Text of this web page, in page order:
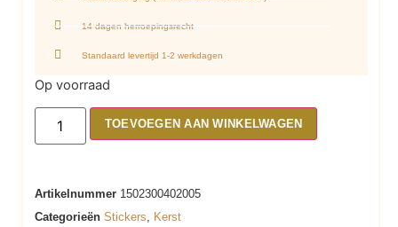
14 dagen herroepingsrecht
Standaard levertijd 1-2 werkdagen
Op voorraad
TOEVOEGEN AAN WINKELWAGEN
Artikelnummer 1502300402005
Categorieën Stickers, Kerst